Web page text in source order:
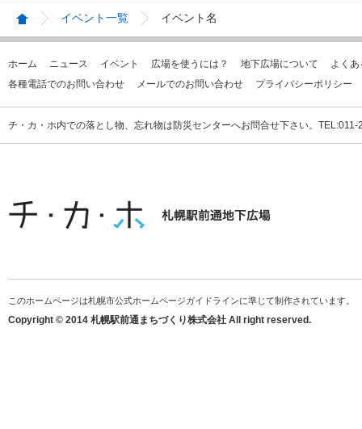
イベント一覧 イベント名
ホーム ニュース イベント 広場を使うには？ 地下広場について
よく
各種電話でのお問い合わせ
メールでのお問い合わせ プライバシーポリシー
チ・カ・ホ内での落とし物、忘れ物は防災センターへお問合せ下さい。
このホームページは札幌市公式ホームページガイドラインに準じて制作されています。
Copyright © 2014 札幌駅前通まちづくり株式会社 All right reserved.